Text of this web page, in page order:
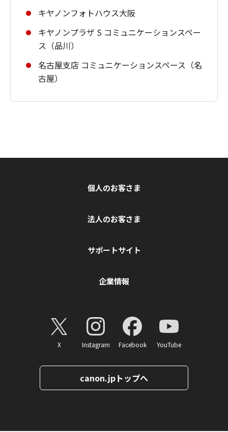
キヤノンフォトハウス大阪
キヤノンプラザ S コミュニケーションスペー
ス（品川）
名古屋支店 コミュニケーションスペース（名
古屋）
個人のお客さま
法人のお客さま
サポートサイト
企業情報
X Instagram Facebook YouTube
canon.jpトップへ